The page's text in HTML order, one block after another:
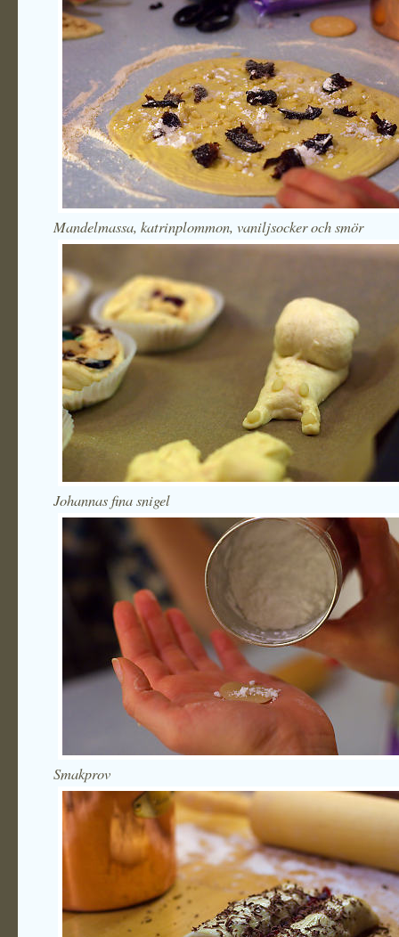
Mandelmassa, katrinplommon, vaniljsocker och smör
Johannas fina snigel
Smakprov